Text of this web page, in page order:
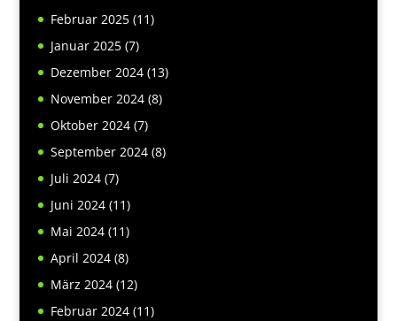
Februar 2025(11)
Januar 2025(7)
Dezember 2024(13)
November 2024(8)
Oktober 2024(7)
September 2024(8)
Juli 2024(7)
Juni 2024(11)
Mai 2024(11)
April 2024(8)
März 2024(12)
Februar 2024(11)